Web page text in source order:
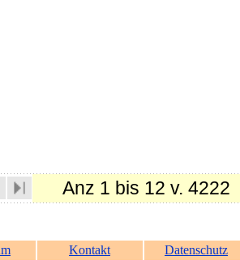
Anz 1 bis 12 v. 4222
Kontakt Datenschutz